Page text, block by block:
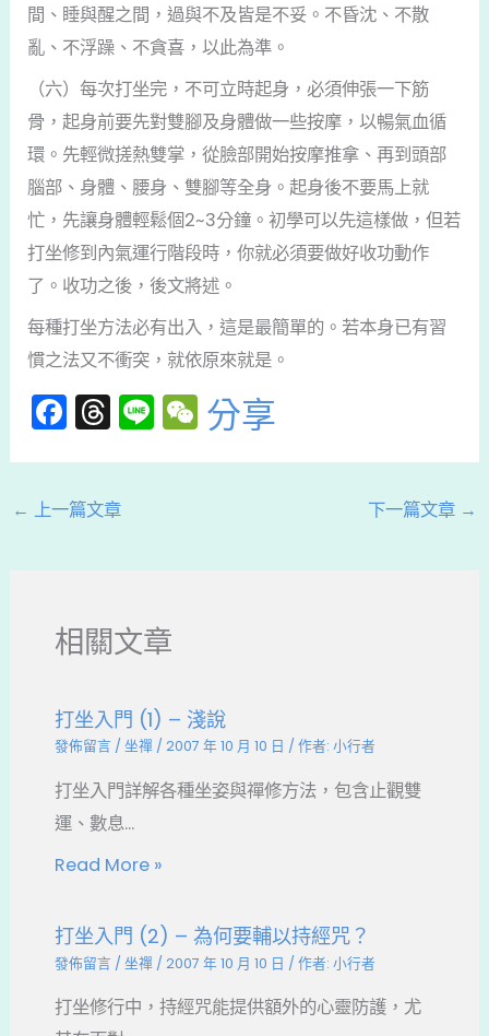
間、睡與醒之間，過與不及皆是不妥。不昏沈、不散
亂、不浮躁、不貪喜，以此為準。
（六）每次打坐完，不可立時起身，必須伸張一下筋
骨，起身前要先對雙腳及身體做一些按摩，以暢氣血循
環。先輕微搓熱雙掌，從臉部開始按摩推拿、再到頭部
腦部、身體、腰身、雙腳等全身。起身後不要馬上就
忙，先讓身體輕鬆個2~3分鐘。初學可以先這樣做，但若
打坐修到內氣運行階段時，你就必須要做好收功動作
了。收功之後，後文將述。
每種打坐方法必有出入，這是最簡單的。若本身已有習
慣之法又不衝突，就依原來就是。
F
a
e
o
k
T
hr
a
Li
n
W
e
分享
← 上一篇文章 下一篇文章 →
相關文章
打坐入門 (1) – 淺說
發佈留言 / 坐禪/ 2007 年 10 月 10 日 / 作者: 小行者
打坐入門詳解各種坐姿與禪修方法，包含止觀雙
運、數息...
Read More »
打坐入門 (2) – 為何要輔以持經咒？
發佈留言 / 坐禪/ 2007 年 10 月 10 日 / 作者: 小行者
打坐修行中，持經咒能提供額外的心靈防護，尤